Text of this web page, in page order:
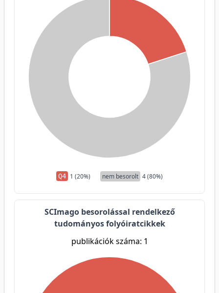
Q4 1 (20%) nem besorolt 4 (80%)
SCImago besorolással rendelkező
tudományos folyóiratcikkek
publikációk száma: 1